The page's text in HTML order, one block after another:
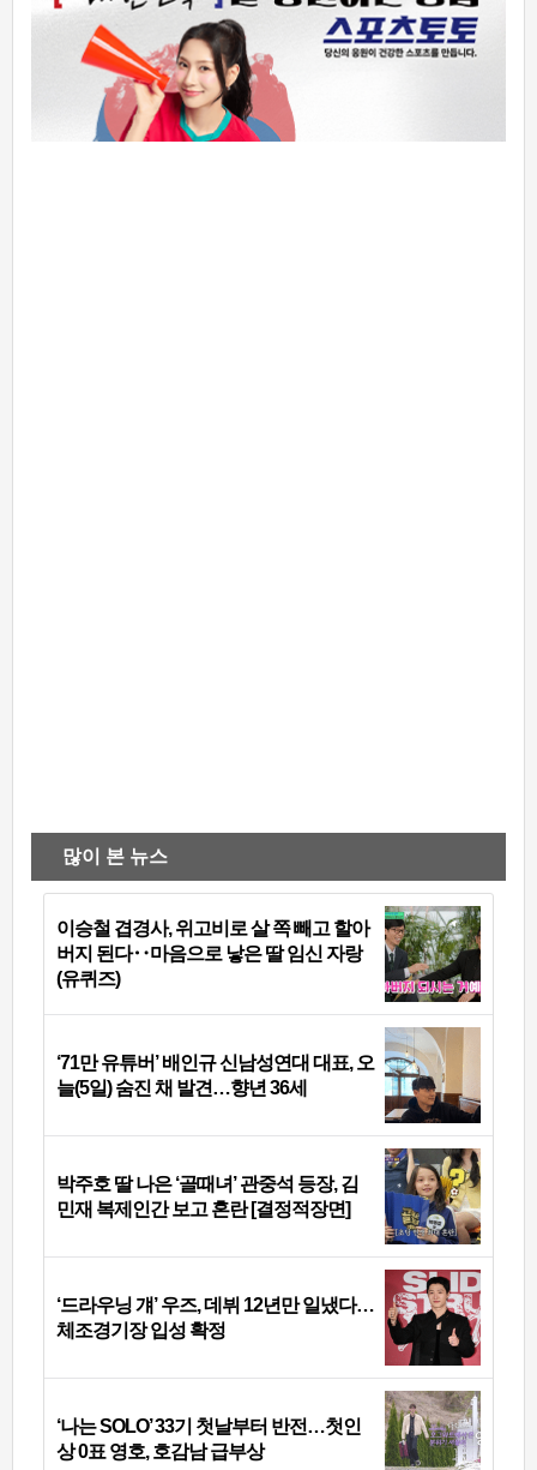
많이 본 뉴스
이승철 겹경사, 위고비로 살 쪽 빼고 할아
버지 된다‥마음으로 낳은 딸 임신 자랑
(유퀴즈)
‘71만 유튜버’ 배인규 신남성연대 대표, 오
늘(5일) 숨진 채 발견…향년 36세
박주호 딸 나은 ‘골때녀’ 관중석 등장, 김
민재 복제인간 보고 혼란 [결정적장면]
‘드라우닝 걔’ 우즈, 데뷔 12년만 일냈다…
체조경기장 입성 확정
‘나는 SOLO’ 33기 첫날부터 반전…첫인
상 0표 영호, 호감남 급부상